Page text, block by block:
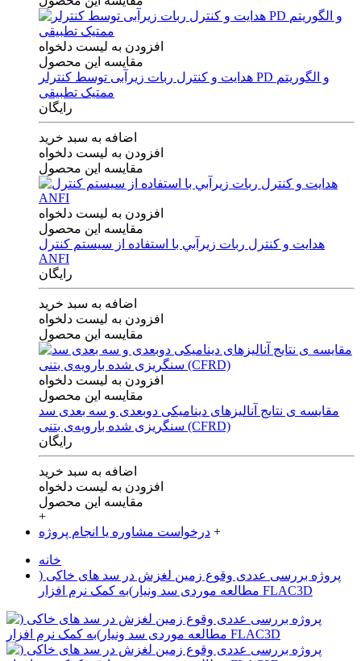
افزودن به لیست دلخواه
مقایسه این محصول
هدایت و کنترل ربات زیرآبی توسط کنترلر PD و الگوریتم
ممتیک تطبیقی
رایگان
اضافه به سبد خرید
افزودن به لیست دلخواه
مقایسه این محصول
افزودن به لیست دلخواه
مقایسه این محصول
هدايت و كنترل ربات زيرآبي با استفاده از سيستم كنترل
ANFI
رایگان
اضافه به سبد خرید
افزودن به لیست دلخواه
مقایسه این محصول
افزودن به لیست دلخواه
مقایسه این محصول
مقایسه ی‌ نتایج آنالیزهای‌ دینامیکی‌ دوبعدی‌ و‌ سه بعدی‌ سد
سنگریزی‌ شده با‌رویه‌ی‌ بتنی‌ (CFRD)
رایگان
اضافه به سبد خرید
افزودن به لیست دلخواه
مقایسه این محصول
+
درخواست مشاوره یا انجام پروژه +
خانه
پروژه بررسی عددی وقوع زمین لغزش در سد های خاکی (
مطالعه موردی سد ونیار)به کمک نرم افزار FLAC3D